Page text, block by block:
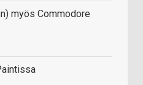
myös Commodore